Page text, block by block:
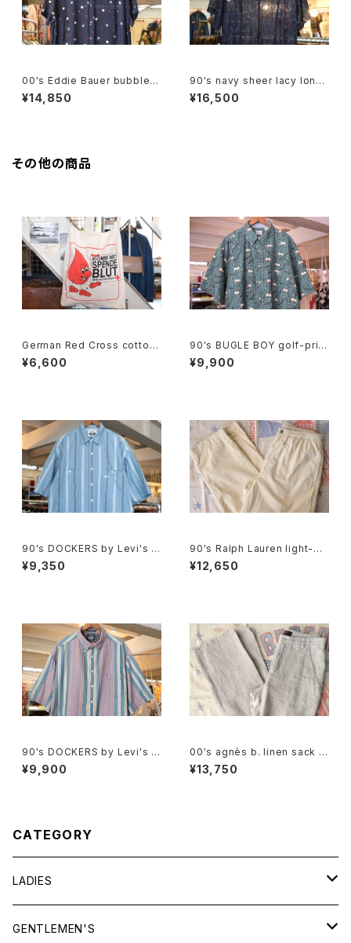
00's Eddie Bauer bubble d
ot rayon shirt maxi Dress
¥14,850
90's navy sheer lacy long
Dress
¥16,500
その他の商品
German Red Cross cotton
promotional shoulder Bag
¥6,600
90's BUGLE BOY golf-print
cotton Shirt
¥9,900
90's DOCKERS by Levi's m
ulti-stripe chambray Shirt
¥9,350
90's Ralph Lauren light-be
ige cotton easy Pants
¥12,650
90's DOCKERS by Levi's m
ulti-stripe and botanical S
hirt
¥9,900
00's agnès b. linen sack st
raight leg Pants
¥13,750
CATEGORY
LADIES
TOPS
GENTLEMEN'S